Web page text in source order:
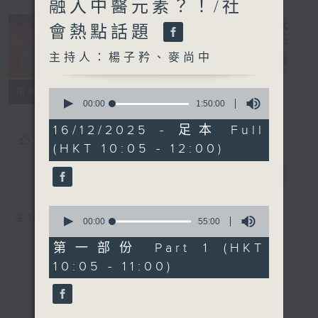
新紫荊廣場
您喜歡這個節目嗎?
簡介
主持人：楊子矜、麥尚中
融入中醫元素？！/社
會熱點話題
主持人：楊子矜、麥尚中
seconds
1
hour,
50
minutes,
0
seconds
00:00 1:50:00
16/12/2025 - 足本 Full
(HKT 10:05 - 12:00)
seconds
55
minutes,
0
seconds
00:00 55:00
第一部份 Part 1 (HKT
10:05 - 11:00)